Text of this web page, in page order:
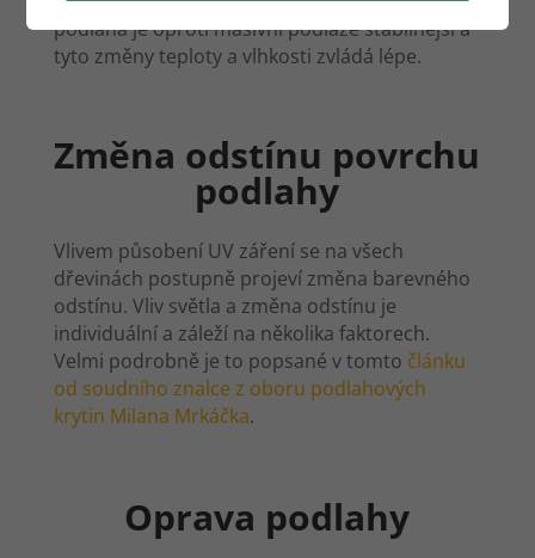
podlaha je oproti masivní podlaze stabilnější a
tyto změny teploty a vlhkosti zvládá lépe.
Změna odstínu povrchu
podlahy
Vlivem působení UV záření se na všech
dřevinách postupně projeví změna barevného
odstínu. Vliv světla a změna odstínu je
individuální a záleží na několika faktorech.
Velmi podrobně je to popsané v tomto článku
od soudního znalce z oboru podlahových
krytin Milana Mrkáčka.
Oprava podlahy